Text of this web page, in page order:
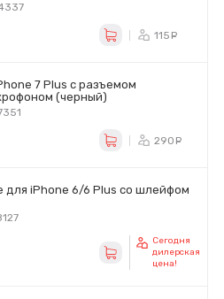
115
7 Plus с разъемом
(черный)
290
для iPhone 6/6 Plus со шлейфом
Сегодня
дилерская
цена!